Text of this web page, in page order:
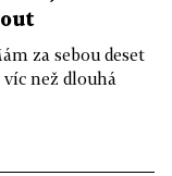
za sebou deset
než dlouhá